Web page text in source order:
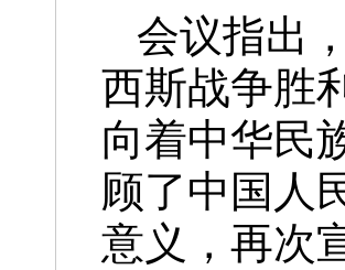
会议指出
西斯战争胜
向着中华民
顾了中国人
意义，再次